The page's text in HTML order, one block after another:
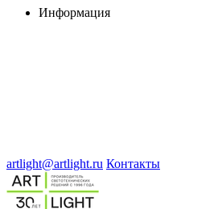
Информация
artlight@artlight.ru Контакты